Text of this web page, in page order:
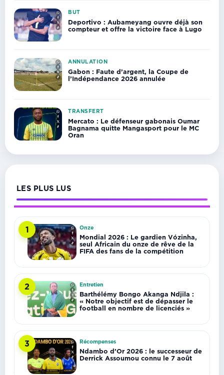
BUT
Deportivo : Aubameyang ouvre déjà son
compteur et offre la victoire face à Lugo
ANNULATION
Gabon : Faute d’argent, la Coupe de
l’Indépendance 2026 annulée
TRANSFERT
Mercato : Le défenseur gabonais Oumar
Bagnama quitte Mangasport pour le MC
Oran
LES PLUS LUS
1 Onze
Mondial 2026 : Le gardien Vózinha,
seul Africain du onze de rêve de la
FIFA des fans de la compétition
2 Entretien
Barthélémy Bongo Akanga Ndjila :
« Notre objectif est de dépasser le
football en nombre de licenciés »
3 Récompenses
Ndambo d’Or 2026 : le successeur de
Derrick Assoumou connu le 7 août